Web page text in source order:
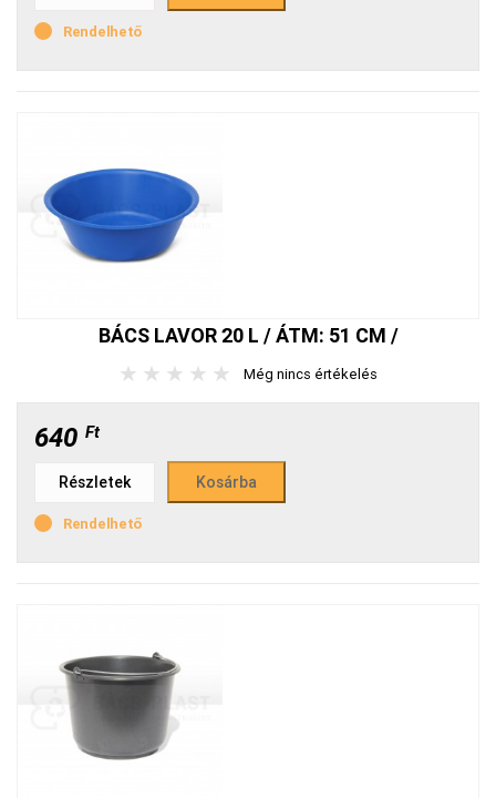
Rendelhető
BÁCS LAVOR 20 L / ÁTM: 51 CM /
★ ★ ★ ★ ★ Még nincs értékelés
640 Ft
Részletek
Rendelhető